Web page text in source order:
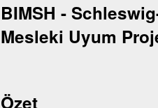
BIMSH -
Mesleki Uyum
Özet